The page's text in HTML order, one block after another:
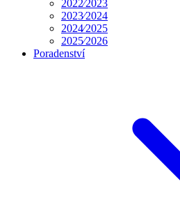
2022⁄2023
2023⁄2024
2024⁄2025
2025⁄2026
Poradenství